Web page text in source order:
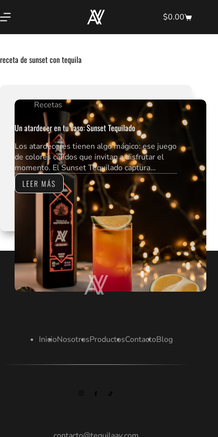
al
Shopping
cart
$0.00
receta de sunset con tequila
Recetas
Un atardecer en tu vaso: Sunset Tequilado
Los atardeceres tienen algo mágico: ese juego
de colores cálidos que invitan a disfrutar el
momento. El Sunset Tequilado captura…
LEER MÁS
UN
ATARDECER
VASO:
SUNSET
TEQUILADO
InicioNosotrosProductosContactoBlog